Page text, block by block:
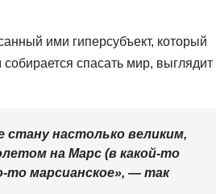
ими гиперсубъект, который
спасать мир, выглядит
стану настолько великим,
на Марс (в какой-то
то марсианское», — так